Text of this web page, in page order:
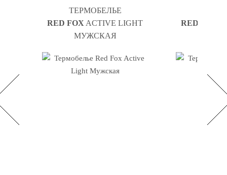
ТЕРМОБЕЛЬЕ
RED FOX ACTIVE LIGHT
МУЖСКАЯ
RED FOX